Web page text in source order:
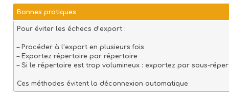
Bonnes pratiques
Pour éviter les échecs d’export :
– Procéder à l’export en plusieurs fois
– Exportezrépertoire par répertoire
– Si le répertoire est trop volumineux : exportezpar sous-
Ces méthodes évitent la déconnexion automatique